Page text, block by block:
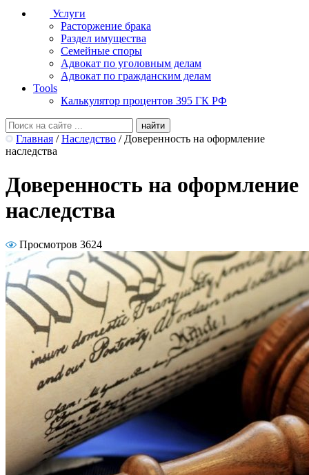
Услуги
Расторжение брака
Раздел имущества
Семейные споры
Адвокат по уголовным делам
Адвокат по гражданским делам
Tools
Калькулятор процентов 395 ГК РФ
Главная / Наследство / Доверенность на оформление
наследства
Доверенность на оформление
наследства
Просмотров 3624